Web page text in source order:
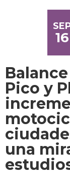
16
Pico y
una